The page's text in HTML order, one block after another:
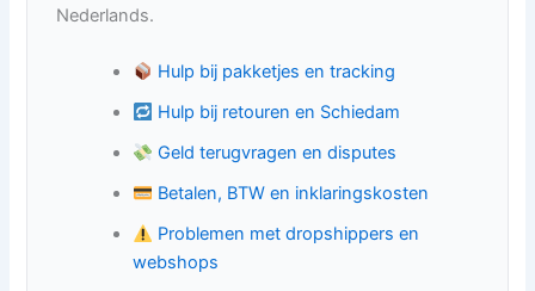
Nederlands.
Hulp bij pakketjes en tracking
Hulp bij retouren en Schiedam
Geld terugvragen en disputes
Betalen, BTW en inklaringskosten
Problemen met dropshippers en
webshops